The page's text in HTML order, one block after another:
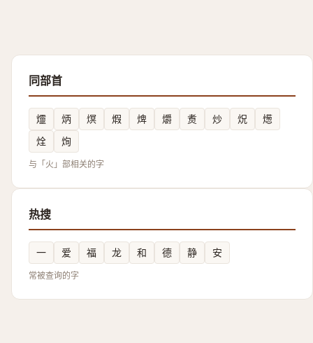
同部首
爧 炳 熐 煆 焷 爝 煑 炒 炾
燪
烇
㶷
与「火」部相关的字
热搜
一 爱 福 龙 和 德 静 安
常被查询的字